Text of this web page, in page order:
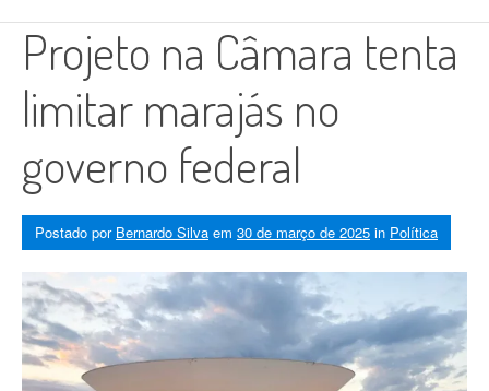
Projeto na Câmara tenta
limitar marajás no
governo federal
Postado por Bernardo Silva em 30 de março de 2025 in Política